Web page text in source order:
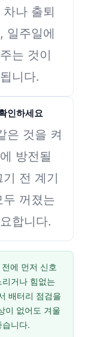
나 출퇴
일주일에
는 것이
니다.
인하세요
은 것을 켜
방전될
전 계기
꺼졌는
합니다.
에 먼저 신호
거나 힘없는
배터리 점검을
이 없어도 겨울
니다.